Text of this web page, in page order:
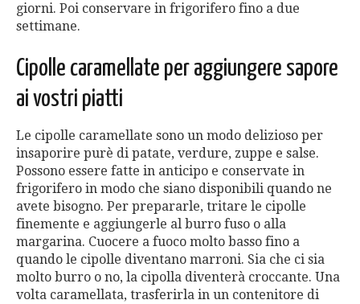
giorni. Poi conservare in frigorifero fino a due
settimane.
Cipolle caramellate per aggiungere sapore
ai vostri piatti
Le cipolle caramellate sono un modo delizioso per
insaporire purè di patate, verdure, zuppe e salse.
Possono essere fatte in anticipo e conservate in
frigorifero in modo che siano disponibili quando ne
avete bisogno. Per prepararle, tritare le cipolle
finemente e aggiungerle al burro fuso o alla
margarina. Cuocere a fuoco molto basso fino a
quando le cipolle diventano marroni. Sia che ci sia
molto burro o no, la cipolla diventerà croccante. Una
volta caramellata, trasferirla in un contenitore di